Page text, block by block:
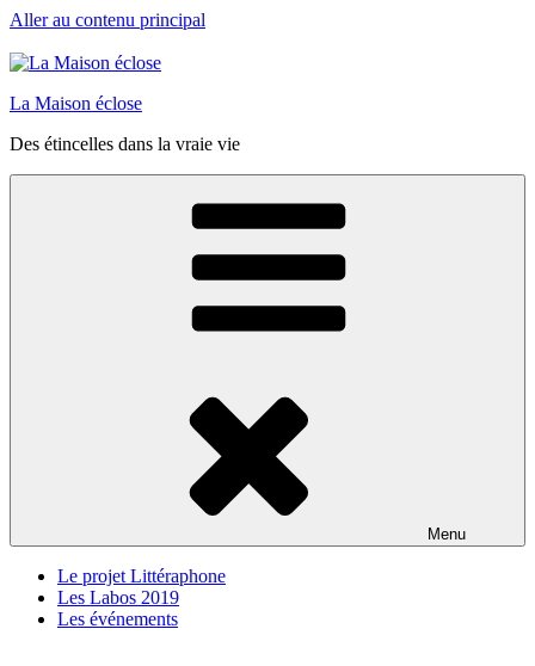
Aller au contenu principal
La Maison éclose
Des étincelles dans la vraie vie
Menu
Le projet Littéraphone
Les Labos 2019
Les événements